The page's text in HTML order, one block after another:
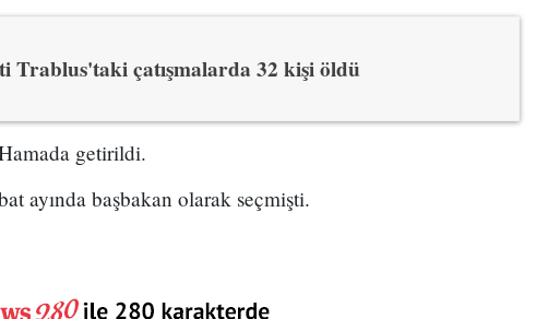
Trablus'taki çatışmalarda 32 kişi öldü
getirildi.
ayında başbakan olarak seçmişti.